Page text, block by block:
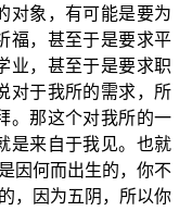
对象，有可能是要为
福，甚至于是要求平
业，甚至于是要求职
对于我所的需求，所
。那这个对我所的一
是来自于我见。也就
因何而出生的，你不
，因为五阴，所以你